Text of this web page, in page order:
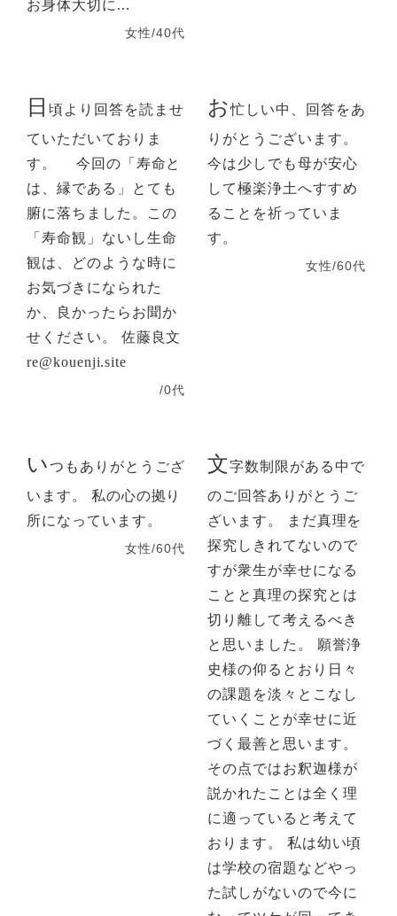
お身体大切に...
女性/40代
日 頃より回答を読ませ
ていただいておりま
す。 今回の「寿命と
は、縁である」とても
腑に落ちました。この
「寿命観」ないし生命
観は、どのような時に
お気づきになられた
か、良かったらお聞か
せください。 佐藤良文
re@kouenji.site
/0代
お忙しい中、回答をあ
りがとうございます。
今は少しでも母が安心
して極楽浄土へすすめ
ることを祈っていま
す。
女性/60代
いつもありがとうござ
います。 私の心の拠り
所になっています。
女性/60代
文字数制限がある中で
のご回答ありがとうご
ざいます。 まだ真理を
探究しきれてないので
すが衆生が幸せになる
ことと真理の探究とは
切り離して考えるべき
と思いました。 願誉浄
史様の仰るとおり日々
の課題を淡々とこなし
ていくことが幸せに近
づく最善と思います。
その点ではお釈迦様が
説かれたことは全く理
に適っていると考えて
おります。 私は幼い頃
は学校の宿題などやっ
た試しがないので今に